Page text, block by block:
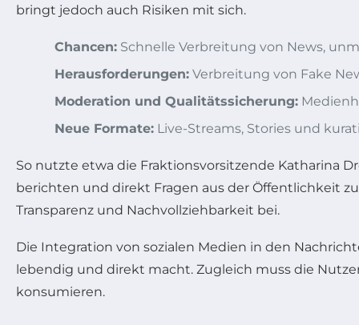
bringt jedoch auch Risiken mit sich.
Chancen: Schnelle Verbreitung von News,
Herausforderungen: Verbreitung von Fake
Moderation und Qualitätssicherung:
Neue Formate: Live-Streams, Stories und
So nutzte etwa die Fraktionsvorsitzende Katharina
berichten und direkt Fragen aus der Öffentlichkeit
Transparenz und Nachvollziehbarkeit bei.
Die Integration von sozialen Medien in den
lebendig und direkt macht. Zugleich muss die
konsumieren.